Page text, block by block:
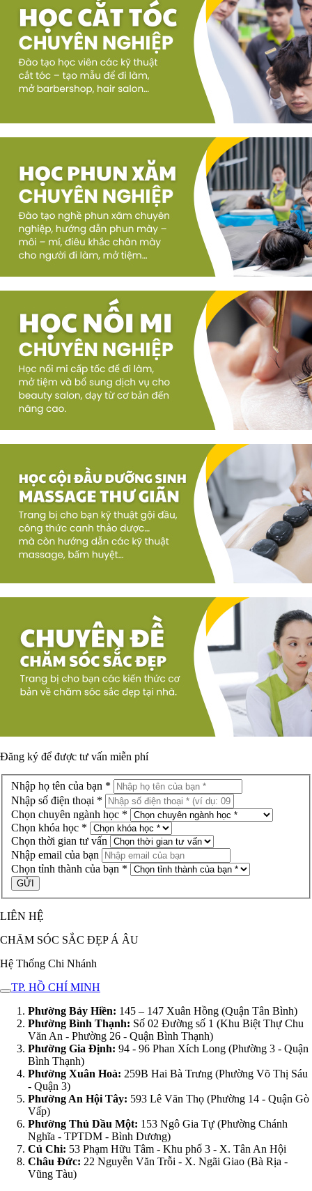
Đăng ký để được tư vấn miễn phí
Nhập họ tên của bạn *
Nhập số điện thoại *
Chọn chuyên ngành học *
Chọn khóa học *
Chọn thời gian tư vấn
Nhập email của bạn
Chọn tỉnh thành của bạn *
LIÊN HỆ
CHĂM SÓC SẮC ĐẸP Á ÂU
Hệ Thống Chi Nhánh
TP. HỒ CHÍ MINH
Phường Bảy Hiền: 145 – 147 Xuân Hồng (Quận Tân Bình)
Phường Bình Thạnh: Số 02 Đường số 1 (Khu Biệt Thự Chu
Văn An - Phường 26 - Quận Bình Thạnh)
Phường Gia Định: 94 - 96 Phan Xích Long (Phường 3 - Quận
Bình Thạnh)
Phường Xuân Hoà: 259B Hai Bà Trưng (Phường Võ Thị Sáu
- Quận 3)
Phường An Hội Tây: 593 Lê Văn Thọ (Phường 14 - Quận Gò
Vấp)
Phường Thủ Dầu Một: 153 Ngô Gia Tự (Phường Chánh
Nghĩa - TPTDM - Bình Dương)
Củ Chi: 53 Phạm Hữu Tâm - Khu phố 3 - X. Tân An Hội
Châu Đức: 22 Nguyễn Văn Trỗi - X. Ngãi Giao (Bà Rịa -
Vũng Tàu)